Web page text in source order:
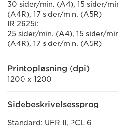
30 sider/min. (A4), 15 sider/
(A4R), 17 sider/min. (A5R)
IR 2625i:
25 sider/min. (A4), 15 sider/
(A4R), 17 sider/min. (A5R)
Printopløsning (dpi)
1200 x 1200
Sidebeskrivelsessprog
Standard: UFR II, PCL 6